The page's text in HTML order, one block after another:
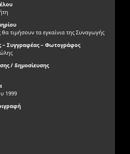
θα τιμήσουν τα εγκαίνια της Συναγωγής
– Συγγραφέας – Φωτογράφος
/ δημοσίευσης
1999